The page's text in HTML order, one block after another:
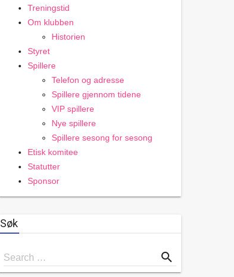
Treningstid
Om klubben
Historien
Styret
Spillere
Telefon og adresse
Spillere gjennom tidene
VIP spillere
Nye spillere
Spillere sesong for sesong
Etisk komitee
Statutter
Sponsor
Søk
Search
for
Search … search